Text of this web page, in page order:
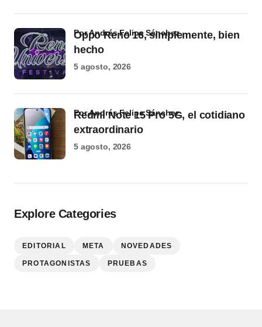
Oppo Reno 16, simplemente, bien
hecho
por Andrés Felipe Sánchez
5 agosto, 2026
Redmi Note 15 Pro 5G, el cotidiano
extraordinario
por Andrés Felipe Sánchez
5 agosto, 2026
Explore Categories
EDITORIAL META NOVEDADES
PROTAGONISTAS PRUEBAS